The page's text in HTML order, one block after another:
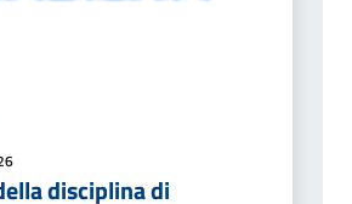
disciplina di